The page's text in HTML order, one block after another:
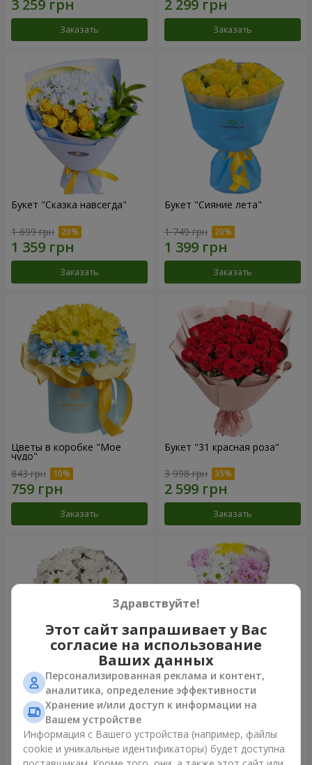
Заказать Заказать
Букет "Сказка навсегда"
1 699 грн
Заказать
Букет "Сияние лета"
1 749 грн
Заказать
Цветы в коробке "Мое
чудо"
843 грн
Заказать
Букет "31 красная роза"
3 998 грн
Заказать
Букет "Киото" из 5 белых
хризантем
1 066 грн
Заказать
Букет "Времена года"
Заказать
Здравствуйте!
Этот сайт запрашивает у Вас
согласие на использование
Ваших данных
Персонализированная реклама и контент,
аналитика, определение эффективности
Хранение и/или доступ к информации на
Вашем устройстве
Информация с Вашего устройства (например, файлы
cookie и уникальные идентификаторы) будет доступна